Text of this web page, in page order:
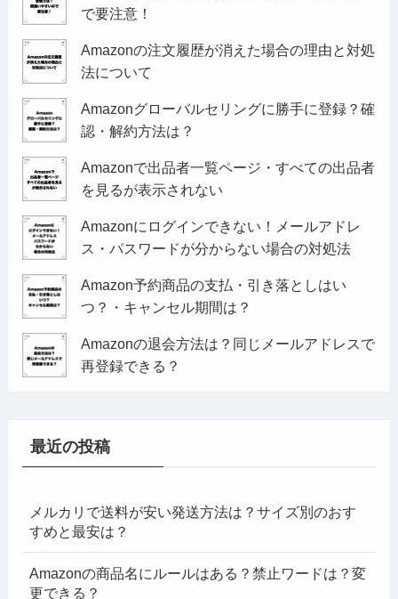
で要注意！
Amazonの注文履歴が消えた場合の理由と対処
法について
Amazonグローバルセリングに勝手に登録？確
認・解約方法は？
Amazonで出品者一覧ページ・すべての出品者
を見るが表示されない
Amazonにログインできない！メールアドレ
ス・パスワードが分からない場合の対処法
Amazon予約商品の支払・引き落としはい
つ？・キャンセル期間は？
Amazonの退会方法は？同じメールアドレスで
再登録できる？
最近の投稿
メルカリで送料が安い発送方法は？サイズ別のおす
すめと最安は？
Amazonの商品名にルールはある？禁止ワードは？変
更できる？